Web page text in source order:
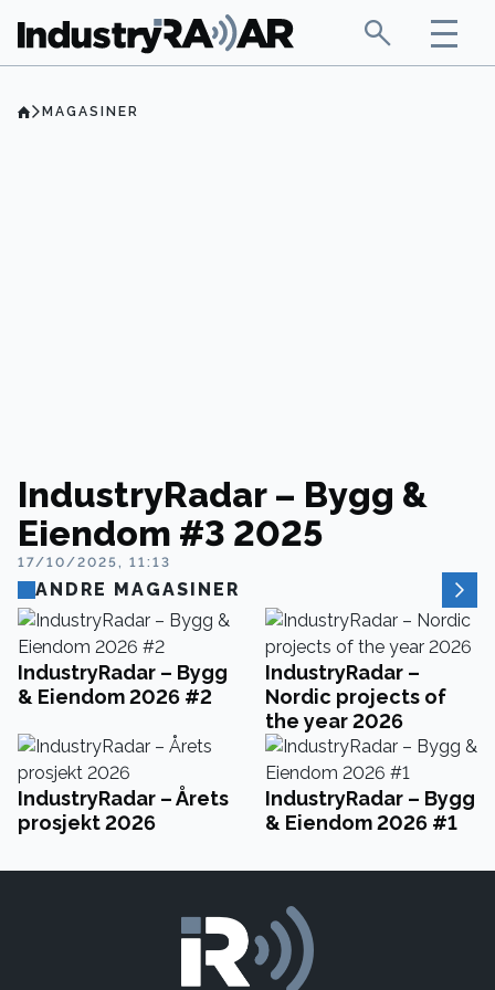
MAGASINER
IndustryRadar – Bygg &
Eiendom #3 2025
17/10/2025, 11:13
ANDRE MAGASINER
IndustryRadar – Bygg
& Eiendom 2026 #2
IndustryRadar –
Nordic projects of
the year 2026
IndustryRadar – Årets
prosjekt 2026
IndustryRadar – Bygg
& Eiendom 2026 #1